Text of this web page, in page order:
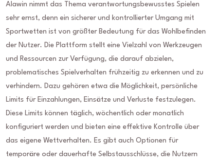
Alawin nimmt das Thema verantwortungsbewusstes Spielen
sehr ernst, denn ein sicherer und kontrollierter Umgang mit
Sportwetten ist von größter Bedeutung für das Wohlbefinden
der Nutzer. Die Plattform stellt eine Vielzahl von Werkzeugen
und Ressourcen zur Verfügung, die darauf abzielen,
problematisches Spielverhalten frühzeitig zu erkennen und zu
verhindern. Dazu gehören etwa die Möglichkeit, persönliche
Limits für Einzahlungen, Einsätze und Verluste festzulegen.
Diese Limits können täglich, wöchentlich oder monatlich
konfiguriert werden und bieten eine effektive Kontrolle über
das eigene Wettverhalten. Es gibt auch Optionen für
temporäre oder dauerhafte Selbstausschlüsse, die Nutzern